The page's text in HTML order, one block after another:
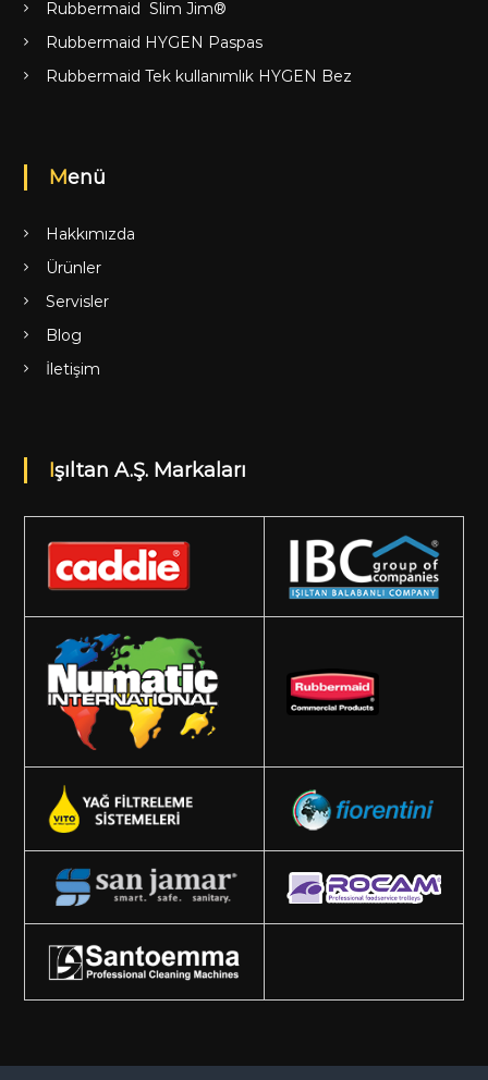
Rubbermaid Slim Jim®
Rubbermaid HYGEN Paspas
Rubbermaid Tek kullanımlık HYGEN Bez
Menü
Hakkımızda
Ürünler
Servisler
Blog
İletişim
Işıltan A.Ş. Markaları